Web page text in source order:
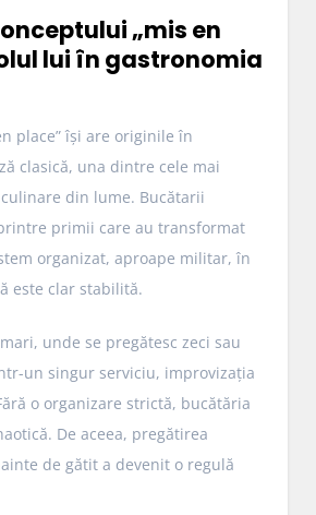
„mis en
lui în gastronomia
place” își are originile în
clasică, una dintre cele mai
din lume. Bucătarii
primii care au transformat
organizat, aproape militar, în
este clar stabilită.
unde se pregătesc zeci sau
un singur serviciu, improvizația
o organizare strictă, bucătăria
De aceea, pregătirea
de gătit a devenit o regulă